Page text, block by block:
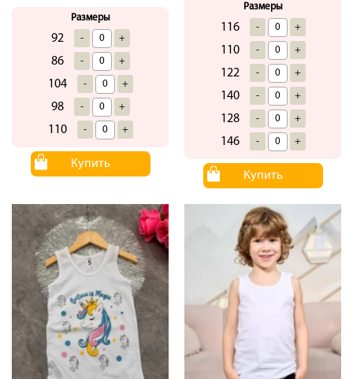
Размеры
92 - +
86 - +
104 - +
98 - +
110 - +
Купить
Размеры
116 - +
110 - +
122 - +
140 - +
128 - +
146 - +
Купить